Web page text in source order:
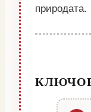
природата.